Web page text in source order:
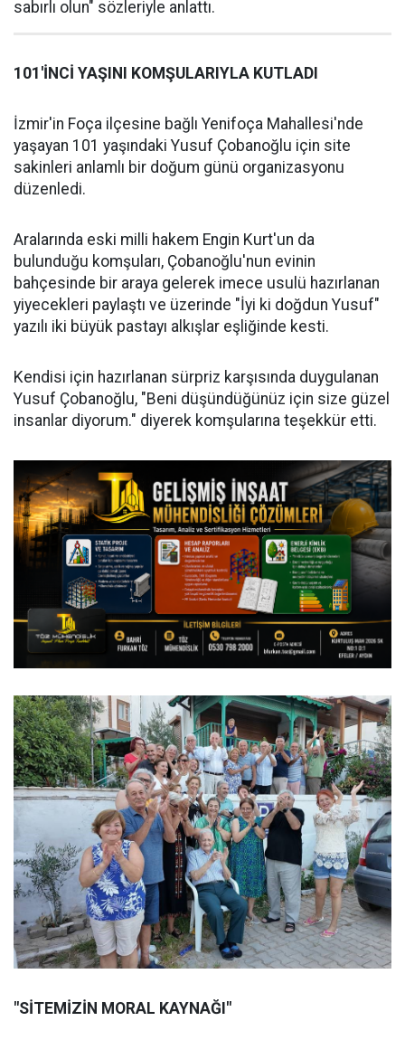
sabırlı olun" sözleriyle anlattı.
101'İNCİ YAŞINI KOMŞULARIYLA KUTLADI
İzmir'in Foça ilçesine bağlı Yenifoça Mahallesi'nde
yaşayan 101 yaşındaki Yusuf Çobanoğlu için site
sakinleri anlamlı bir doğum günü organizasyonu
düzenledi.
Aralarında eski milli hakem Engin Kurt'un da
bulunduğu komşuları, Çobanoğlu'nun evinin
bahçesinde bir araya gelerek imece usulü hazırlanan
yiyecekleri paylaştı ve üzerinde "İyi ki doğdun Yusuf"
yazılı iki büyük pastayı alkışlar eşliğinde kesti.
Kendisi için hazırlanan sürpriz karşısında duygulanan
Yusuf Çobanoğlu, "Beni düşündüğünüz için size güzel
insanlar diyorum." diyerek komşularına teşekkür etti.
"SİTEMİZİN MORAL KAYNAĞI"